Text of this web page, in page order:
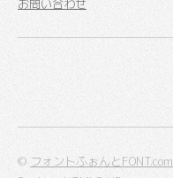
お問い合わせ
© フォントふぉんとFONT.com